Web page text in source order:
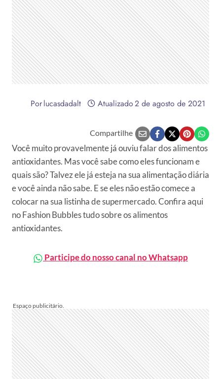
Porlucasdadalt Atualizado2 de agosto de 2021
Compartilhe
Você muito provavelmente já ouviu falar dos alimentos
antioxidantes. Mas você sabe como eles funcionam e
quais são? Talvez ele já esteja na sua alimentação diária
e você ainda não sabe. E se eles não estão comece a
colocar na sua listinha de supermercado. Confira aqui
no Fashion Bubbles tudo sobre os alimentos
antioxidantes.
Participe do nosso canal no Whatsapp